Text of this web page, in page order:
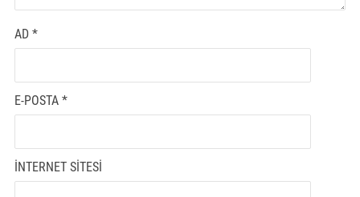
AD *
E-POSTA *
İNTERNET SITESI